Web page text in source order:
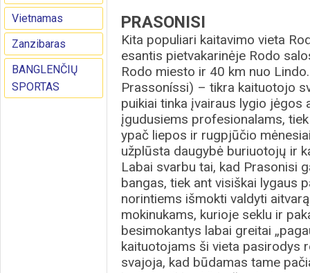
Vietnamas
Zanzibaras
BANGLENČIŲ
SPORTAS
PRASONISI
Kita populiari kaitavimo vieta
esantis pietvakarinėje Rodo
Rodo miesto ir 40 km nuo
Prassoníssi) – tikra kaituotojo
puikiai tinka įvairaus lygio
įgudusiems profesionalams,
ypač liepos ir rugpjūčio
užplūsta daugybė buriuotojų ir
Labai svarbu tai, kad Prasonisi
bangas, tiek ant visiškai lygaus
norintiems išmokti valdyti
mokinukams, kurioje seklu ir
besimokantys labai greitai
kaituotojams ši vieta pasirodys
svajoja, kad būdamas tame